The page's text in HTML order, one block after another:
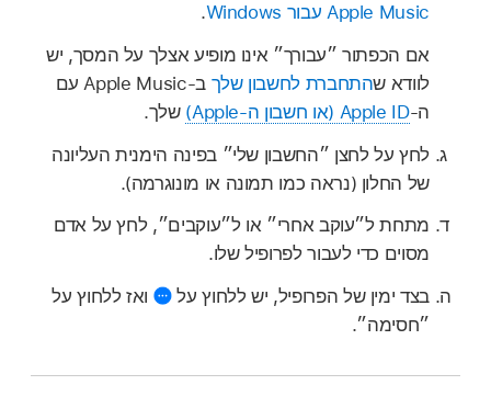
Apple Music עבור Windows
.
אם הכפתור ״עבורך״ אינו מופיע אצלך על המסך, יש
לוודא שהתחברת לחשבון שלך
ב‑Apple Music עם
ה‑Apple ID (או חשבון ה‑Apple)
שלך.
לחץ על לחצן ״החשבון שלי״ בפינה הימנית העליונה
של החלון (נראה כמו תמונה או מונוגרמה).
מתחת ל״עוקב אחרי״ או ל״עוקבים״, לחץ על אדם
מסוים כדי לעבור לפרופיל שלו.
בצד ימין של הפרופיל, יש ללחוץ על
ואז ללחוץ על
״חסימה״.